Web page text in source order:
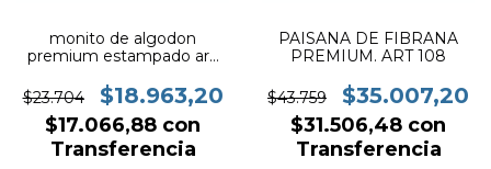
monito de algodon
premium estampado art.
$23.704
$18.963,20
$17.066,88 con
Transferencia
PAISANA DE FIBRANA
PREMIUM. ART 108
$43.759 $35.007,20
$31.506,48 con
Transferencia